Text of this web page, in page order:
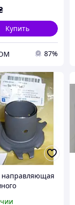
Купить
87%
направляющая